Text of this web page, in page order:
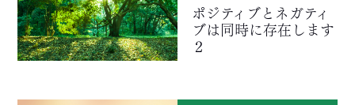
ポジティブとネガティ
ブは同時に存在します
２